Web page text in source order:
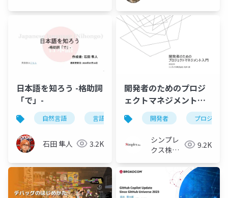
日本語を知ろう -格助詞
「で」-
自然言語 言語学 日本語学 日本語を知ろ
石田 隼人 3.2K
開発者のためのプロジ
ェクトマネジメント入
門
開発者 プロジェク
シンプレ
クス株式
9.2K